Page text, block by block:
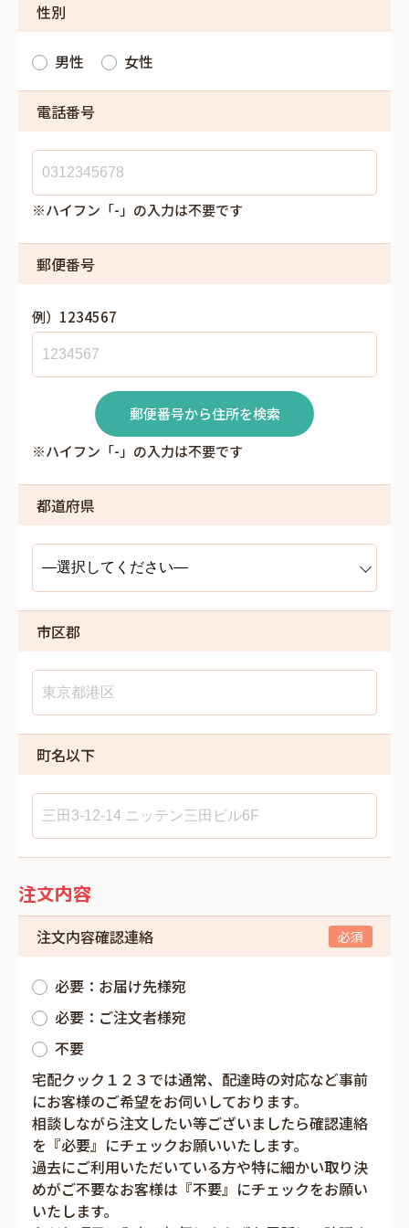
性別
男性 女性
電話番号
※ハイフン「-」の入力は不要です
郵便番号
例）1234567
郵便番号から住所を検索
※ハイフン「-」の入力は不要です
都道府県
市区郡
町名以下
注文内容
注文内容確認連絡
必要：お届け先様宛
必要：ご注文者様宛
不要
宅配クック１２３では通常、配達時の対応など事前
にお客様のご希望をお伺いしております。
相談しながら注文したい等ございましたら確認連絡
を『必要』にチェックお願いいたします。
過去にご利用いただいている方や特に細かい取り決
めがご不要なお客様は『不要』にチェックをお願い
いたします。